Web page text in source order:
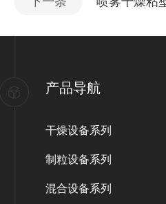
产品导航
干燥设备系列
制粒设备系列
混合设备系列